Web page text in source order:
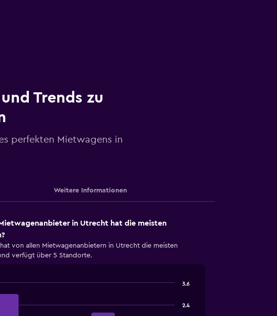
Trends zu
perfekten Mietwagens in
Weitere Informationen
in Utrecht hat die meisten
von allen Mietwagenanbietern in Utrecht die meisten
verfügt über 5 Standorte.
2.4
3.6